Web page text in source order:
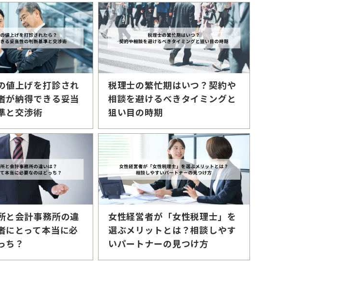
値上げを打診され
が納得できる妥当
と交渉術
税理士の繁忙期はいつ？契約や
相談を避けるべきタイミングと
狙い目の時期
と会計事務所の違
にとって本当に必
ち？
女性経営者が「女性税理士」を
選ぶメリットとは？相談しやす
いパートナーの見つけ方